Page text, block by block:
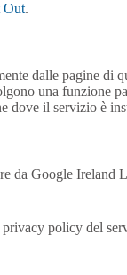
Out.
dalle pagine
una funzione
dove il servizio è
Google Ireland
policy del